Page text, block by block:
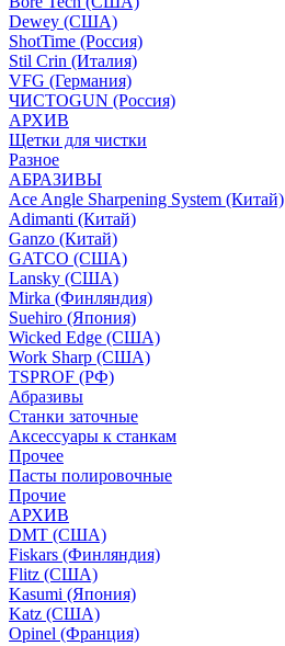
Dewey (США)
ShotTime (Россия)
Stil Crin (Италия)
VFG (Германия)
ЧИСТОGUN (Россия)
АРХИВ
Щетки для чистки
Разное
АБРАЗИВЫ
Ace Angle Sharpening System (Китай)
Adimanti (Китай)
Ganzo (Китай)
GATCO (США)
Lansky (США)
Mirka (Финляндия)
Suehiro (Япония)
Wicked Edge (США)
Work Sharp (США)
TSPROF (РФ)
Абразивы
Станки заточные
Аксессуары к станкам
Прочее
Пасты полировочные
Прочие
АРХИВ
DMT (США)
Fiskars (Финляндия)
Flitz (США)
Kasumi (Япония)
Katz (США)
Opinel (Франция)